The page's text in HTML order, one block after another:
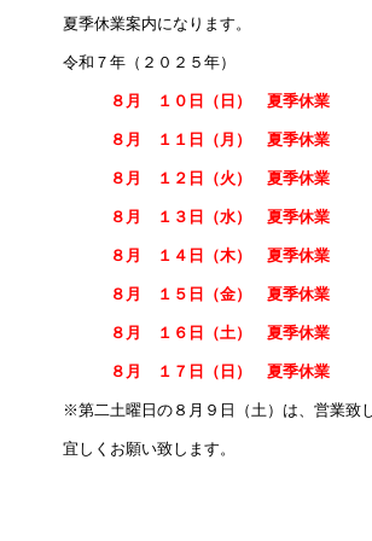
b
o
ok
夏季休業案内になります。
令和７年（２０２５年）
８月 １０日（日） 夏季休業
８月 １１日（月） 夏季休業
８月 １２日（火） 夏季休業
８月 １３日（水） 夏季休業
８月 １４日（木） 夏季休業
８月 １５日（金） 夏季休業
８月 １６日（土） 夏季休業
８月 １７日（日） 夏季休業
※第二土曜日の８月９日（土）は、営業致
宜しくお願い致します。